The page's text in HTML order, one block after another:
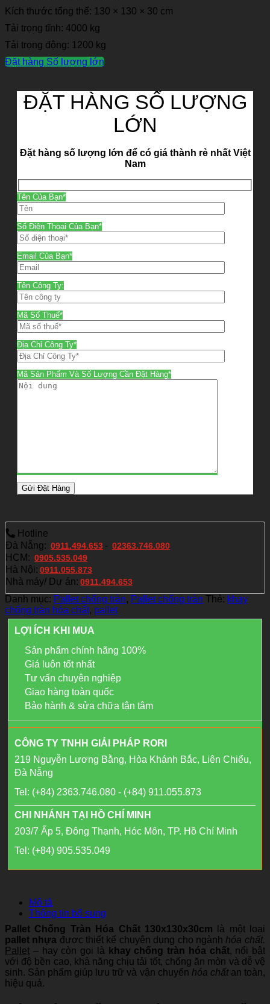
Kích thước tổng thể: 130 × 130 × 30 cm
Tải trọng tĩnh: 4000 kg
Tải trọng động: 1200 kg
Đặt hàng Số lượng lớn
ĐẶT HÀNG SỐ LƯỢNG
LỚN
Đặt hàng số lượng lớn để có giá thành rẻ nhất Việt
Nam
Tên Của Bạn*
Số Điện Thoại Của Bạn*
Email Của Bạn*
Tên Công Ty:
Mã Số Thuế*
Địa Chỉ Công Ty*
Mã Sản Phẩm Và Số Lượng Cần Đặt Hàng*
Hotline
Đà Nẵng: 0911.494.653 - 02363.746.080
HCM: 0905.535.049
Hà Nội: 0911.055.873
Nhà máy/ Dự án: 0911.494.653
Danh mục: Pallet chống tràn, Pallet chống tràn Thẻ: khay
chống tràn hóa chất, pallet
LỢI ÍCH KHI MUA
Sản phẩm chính hãng 100%
Giá luôn tốt nhất
Tư vấn chuyên nghiệp
Giao hàng toàn quốc
Bảo hành & sửa chữa tận tâm
CÔNG TY TNHH GIẢI PHÁP RORI
219 Nguyễn Lương Bằng, Hòa Khánh Bắc, Liên Chiểu,
Đà Nẵng
Tel: (+84) 2363.746.080 - (+84) 911.055.873
CHI NHÁNH TẠI HỒ CHÍ MINH
203/7 Ấp 5, Đông Thạnh, Hóc Môn, TP. Hồ Chí Minh
Tel: (+84) 905.535.049
Mô tả
Thông tin bổ sung
Pallet Chống Tràn Hóa Chất 130x130x30cm là một loại
pallet nhựa được thiết kế chuyên dụng cho ngành hóa chất.
Pallet – hay còn gọi là khay chống tràn hóa chất, nổi bật
với độ bền cao, khả năng chịu tải tốt, chống ăn mòn và dễ vệ
sinh. Sản phẩm giúp lưu trữ và vận chuyển hóa chấtan toàn,
hiệu quả.